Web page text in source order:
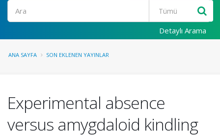
Ara
Detaylı Arama
ANA SAYFA SON EKLENEN YAYINLAR
Experimental absence
versus amygdaloid kindling